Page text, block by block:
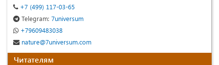
+7 (499) 117-03-65
Telegram: 7universum
+79609483038
nature@7universum.com
Читателям